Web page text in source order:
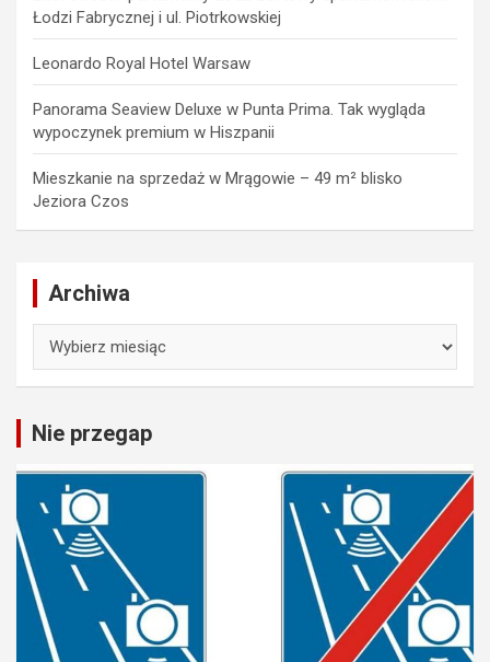
Łodzi Fabrycznej i ul. Piotrkowskiej
Leonardo Royal Hotel Warsaw
Panorama Seaview Deluxe w Punta Prima. Tak wygląda
wypoczynek premium w Hiszpanii
Mieszkanie na sprzedaż w Mrągowie – 49 m² blisko
Jeziora Czos
Archiwa
Nie przegap